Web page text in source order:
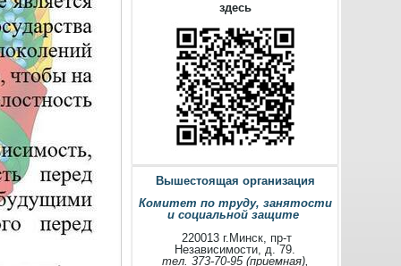
здесь
Вышестоящая организация
Комитет по труду, занятости
и социальной защите
220013 г.Минск, пр-т
Независимости, д. 79.
тел. 373-70-95 (приемная),